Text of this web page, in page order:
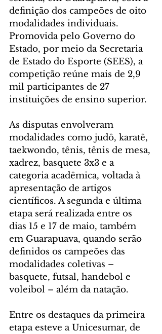
definição dos campeões de oito
modalidades individuais.
Promovida pelo Governo do
Estado, por meio da Secretaria
de Estado do Esporte (SEES), a
competição reúne mais de 2,9
mil participantes de 27
instituições de ensino superior.
As disputas envolveram
modalidades como judô, karatê,
taekwondo, tênis, tênis de mesa,
xadrez, basquete 3x3 e a
categoria acadêmica, voltada à
apresentação de artigos
científicos. A segunda e última
etapa será realizada entre os
dias 15 e 17 de maio, também
em Guarapuava, quando serão
definidos os campeões das
modalidades coletivas –
basquete, futsal, handebol e
voleibol – além da natação.
Entre os destaques da primeira
etapa esteve a Unicesumar, de